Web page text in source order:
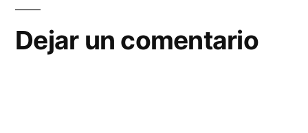
Dejar un comentario